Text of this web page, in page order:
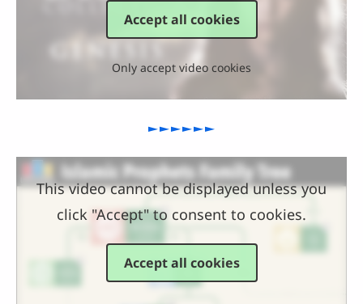
Accept all cookies
Only accept video cookies
►►►►►►
This video cannot be displayed unless you
click "Accept" to consent to cookies.
Accept all cookies